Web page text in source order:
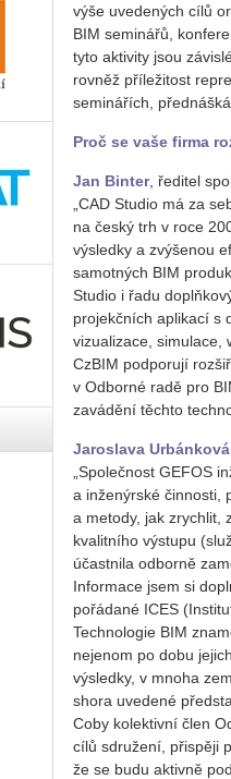
výše uvedených cílů
BIM seminářů,
tyto aktivity jsou
rovněž příležitost
seminářích,
Proč se vaše firma
Jan Binter, ředitel
„CAD Studio má za
na český trh v roce
výsledky a zvýšenou
samotných BIM
Studio i řadu
projekčních aplikací s
vizualizace, simulace,
CzBIM podporují
v Odborné radě pro
zavádění těchto
Jaroslava Urbánková
„Společnost GEFOS
a inženýrské činnosti,
a metody, jak zrychlit,
kvalitního výstupu
účastnila odborně
Informace jsem si
pořádané ICES
Technologie BIM
nejenom po dobu
výsledky, v mnoha
shora uvedené
Coby kolektivní člen
cílů sdružení, přispěji
že se budu aktivně